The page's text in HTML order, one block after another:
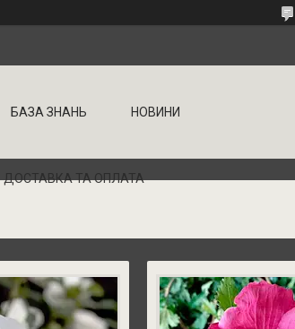
БАЗА ЗНАНЬ НОВИНИ
ДОСТАВКА ТА ОПЛАТА